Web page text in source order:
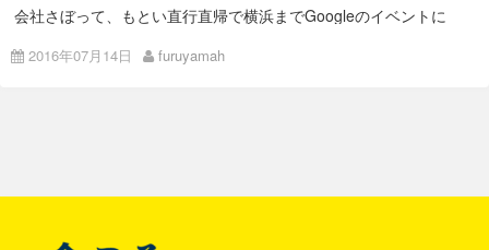
ISAO流Design Sprint ワークショップ ハイライト
会社さぼって、もとい直行直帰で横浜までGoogleのイベントに
行ってきました。
終日イベントにも快く送り出してくれる良い会社です。 リクル
2016年07月14日 furuyamah
ナ